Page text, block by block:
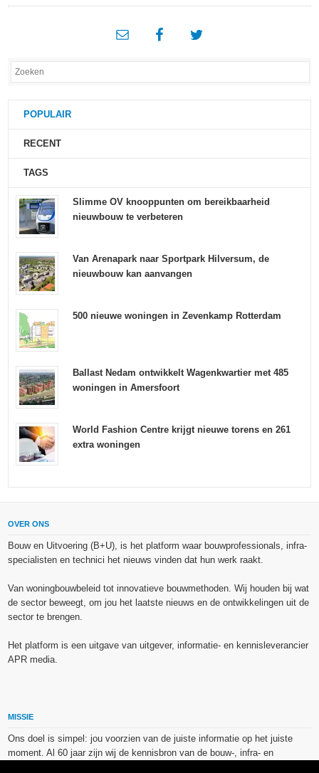
POPULAIR
RECENT
TAGS
Slimme OV knooppunten om bereikbaarheid
nieuwbouw te verbeteren
Van Arenapark naar Sportpark Hilversum, de
nieuwbouw kan aanvangen
500 nieuwe woningen in Zevenkamp Rotterdam
Ballast Nedam ontwikkelt Wagenkwartier met 485
woningen in Amersfoort
World Fashion Centre krijgt nieuwe torens en 261
extra woningen
OVER ONS
Bouw en Uitvoering (B+U), is het platform waar bouwprofessionals, infra-
specialisten en technici het nieuws vinden dat hun werk raakt.
Van woningbouwbeleid tot innovatieve bouwmethoden. Wij houden bij wat
de sector beweegt, om jou het laatste nieuws en de ontwikkelingen uit de
sector te brengen.
Het platform is een uitgave van uitgever, informatie- en kennisleverancier
APR media.
MISSIE
Ons doel is simpel: jou voorzien van de juiste informatie op het juiste
moment. Al 60 jaar zijn wij de kennisbron van de bouw-, infra- en